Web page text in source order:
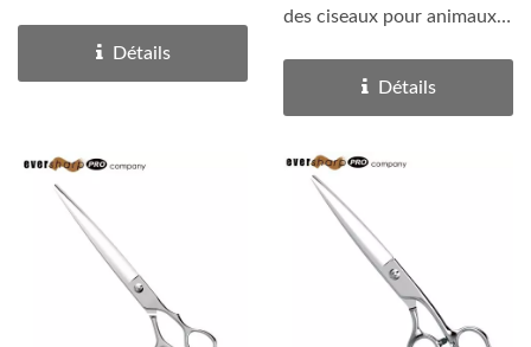
présentent...Détails
des ciseaux pour animaux
Détails